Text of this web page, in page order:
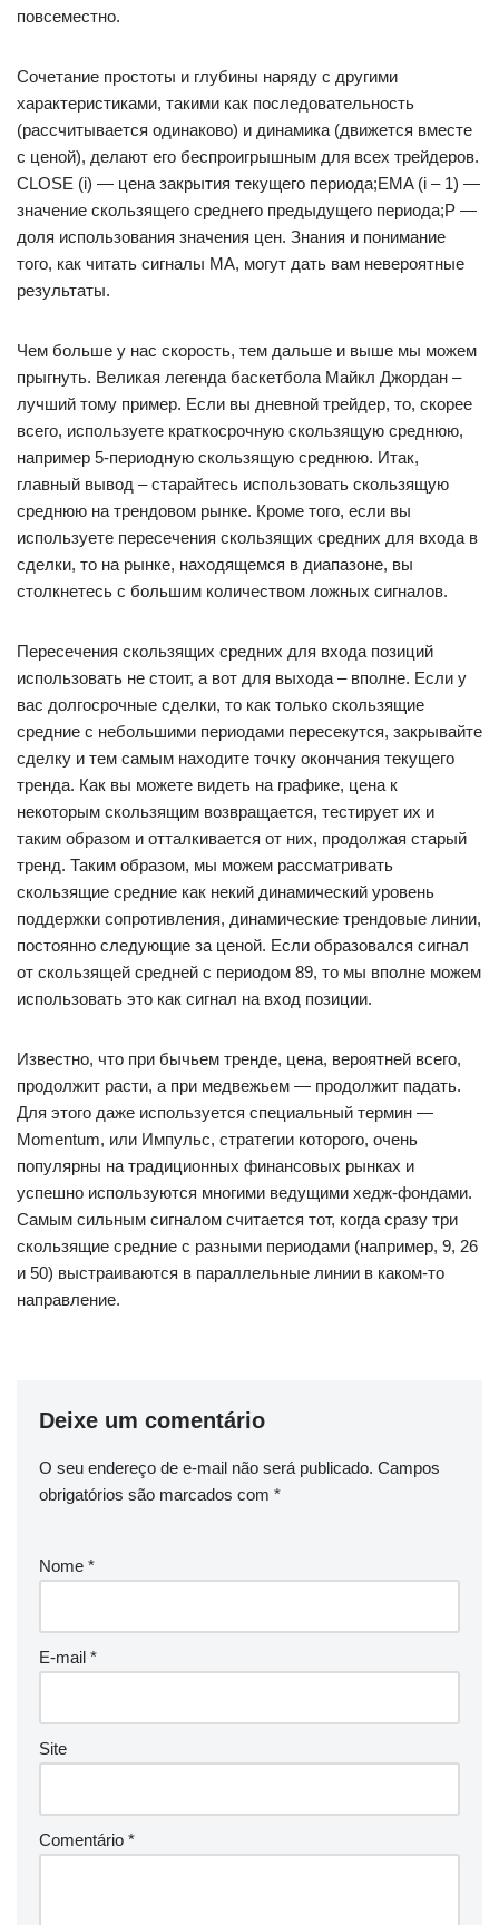
повсеместно.
Сочетание простоты и глубины наряду с другими
характеристиками, такими как последовательность
(рассчитывается одинаково) и динамика (движется вместе
с ценой), делают его беспроигрышным для всех трейдеров.
CLOSE (i) — цена закрытия текущего периода;EMA (i – 1) —
значение скользящего среднего предыдущего периода;P —
доля использования значения цен. Знания и понимание
того, как читать сигналы МА, могут дать вам невероятные
результаты.
Чем больше у нас скорость, тем дальше и выше мы можем
прыгнуть. Великая легенда баскетбола Майкл Джордан –
лучший тому пример. Если вы дневной трейдер, то, скорее
всего, используете краткосрочную скользящую среднюю,
например 5-периодную скользящую среднюю. Итак,
главный вывод – старайтесь использовать скользящую
среднюю на трендовом рынке. Кроме того, если вы
используете пересечения скользящих средних для входа в
сделки, то на рынке, находящемся в диапазоне, вы
столкнетесь с большим количеством ложных сигналов.
Пересечения скользящих средних для входа позиций
использовать не стоит, а вот для выхода – вполне. Если у
вас долгосрочные сделки, то как только скользящие
средние с небольшими периодами пересекутся, закрывайте
сделку и тем самым находите точку окончания текущего
тренда. Как вы можете видеть на графике, цена к
некоторым скользящим возвращается, тестирует их и
таким образом и отталкивается от них, продолжая старый
тренд. Таким образом, мы можем рассматривать
скользящие средние как некий динамический уровень
поддержки сопротивления, динамические трендовые линии,
постоянно следующие за ценой. Если образовался сигнал
от скользящей средней с периодом 89, то мы вполне можем
использовать это как сигнал на вход позиции.
Известно, что при бычьем тренде, цена, вероятней всего,
продолжит расти, а при медвежьем — продолжит падать.
Для этого даже используется специальный термин —
Momentum, или Импульс, стратегии которого, очень
популярны на традиционных финансовых рынках и
успешно используются многими ведущими хедж-фондами.
Самым сильным сигналом считается тот, когда сразу три
скользящие средние с разными периодами (например, 9, 26
и 50) выстраиваются в параллельные линии в каком-то
направление.
Deixe um comentário
O seu endereço de e-mail não será publicado. Campos
obrigatórios são marcados com *
Nome *
E-mail *
Site
Comentário *